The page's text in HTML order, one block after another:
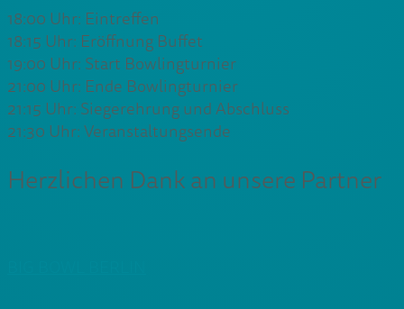
18:00 Uhr: Eintreffen
18:15 Uhr: Eröffnung Buffet
19:00 Uhr: Start Bowlingturnier
21:00 Uhr: Ende Bowlingturnier
21:15 Uhr: Siegerehrung und Abschluss
21:30 Uhr: Veranstaltungsende
Herzlichen Dank an unsere Partner